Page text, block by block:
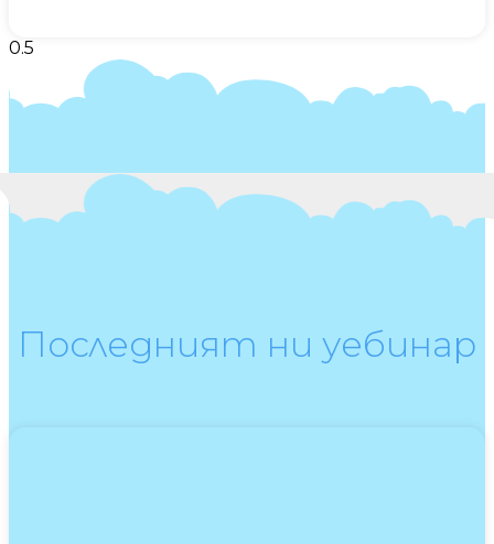
Последният ни уебинар